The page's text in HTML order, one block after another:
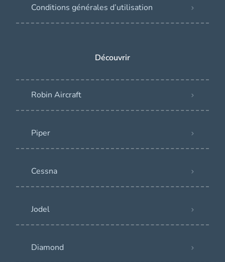
Conditions générales d’utilisation
Découvrir
Robin Aircraft
Piper
Cessna
Jodel
Diamond